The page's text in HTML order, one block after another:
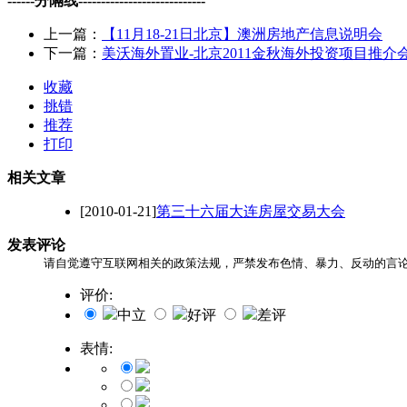
上一篇：
【11月18-21日北京】澳洲房地产信息说明会
下一篇： 美沃海外置业-北京2011金秋海外投资项目推介
收藏
挑错
推荐
打印
相关文章
[2010-01-21]第三十六届大连房屋交易大会
发表评论
请自觉遵守互联网相关的政策法规，严禁发布色情、暴力、反动的言
评价:
中立
好评 差评
表情: